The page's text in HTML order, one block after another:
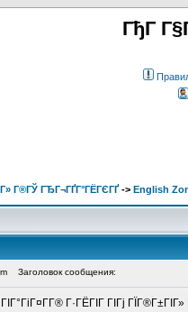
ГђГ
Г®ГЎ ГЂГ¬ГҐГ°ГЁГЄГҐ-> English
Заголовок сообщения:
Г·ГЁГІГ ГІГј